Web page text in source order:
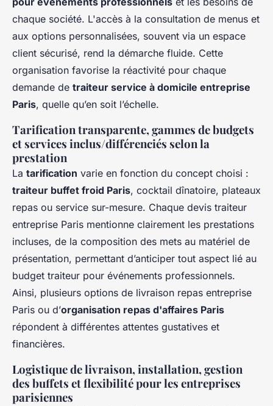
chaque société. L'accès à la consultation de menus et
aux options personnalisées, souvent via un espace
client sécurisé, rend la démarche fluide. Cette
organisation favorise la réactivité pour chaque
demande de traiteur service à domicile entreprise
Paris, quelle qu’en soit l’échelle.
Tarification transparente, gammes de budgets
et services inclus/différenciés selon la
prestation
La tarification varie en fonction du concept choisi :
traiteur buffet froid Paris, cocktail dînatoire, plateaux
repas ou service sur-mesure. Chaque devis traiteur
entreprise Paris mentionne clairement les prestations
incluses, de la composition des mets au matériel de
présentation, permettant d’anticiper tout aspect lié au
budget traiteur pour événements professionnels.
Ainsi, plusieurs options de livraison repas entreprise
Paris ou d’organisation repas d'affaires Paris
répondent à différentes attentes gustatives et
financières.
Logistique de livraison, installation, gestion
des buffets et flexibilité pour les entreprises
parisiennes